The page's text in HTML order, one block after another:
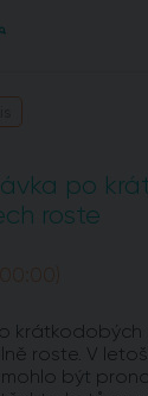
po
roste
krátkodobých
roste. V
mohlo být